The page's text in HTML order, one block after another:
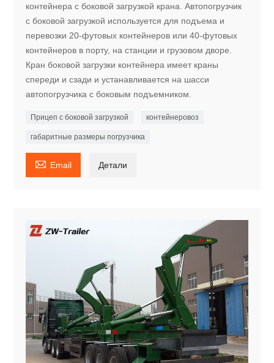
контейнера с боковой загрузкой крана. Автопогрузчик
с боковой загрузкой используется для подъема и
перевозки 20-футовых контейнеров или 40-футовых
контейнеров в порту, на станции и грузовом дворе.
Кран боковой загрузки контейнера имеет краны
спереди и сзади и устанавливается на шасси
автопогрузчика с боковым подъемником.
Прицеп с боковой загрузкой контейнеровоз
габаритные размеры погрузчика
 Email Детали